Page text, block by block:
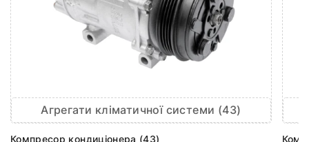
Агрегати кліматичної системи (43)
Компресор кондиціонера (43)